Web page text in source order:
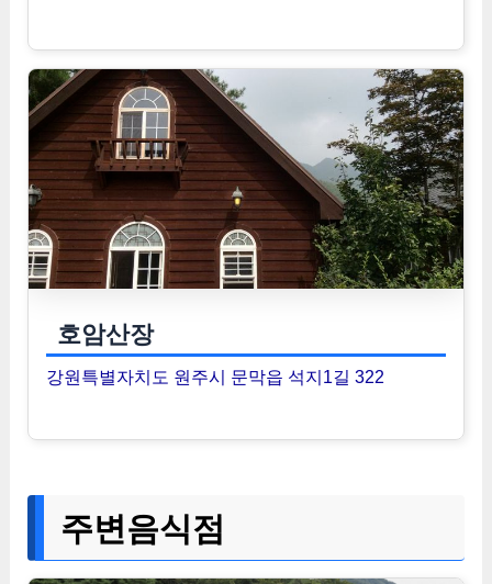
호암산장
강원특별자치도 원주시 문막읍 석지1길 322
주변음식점